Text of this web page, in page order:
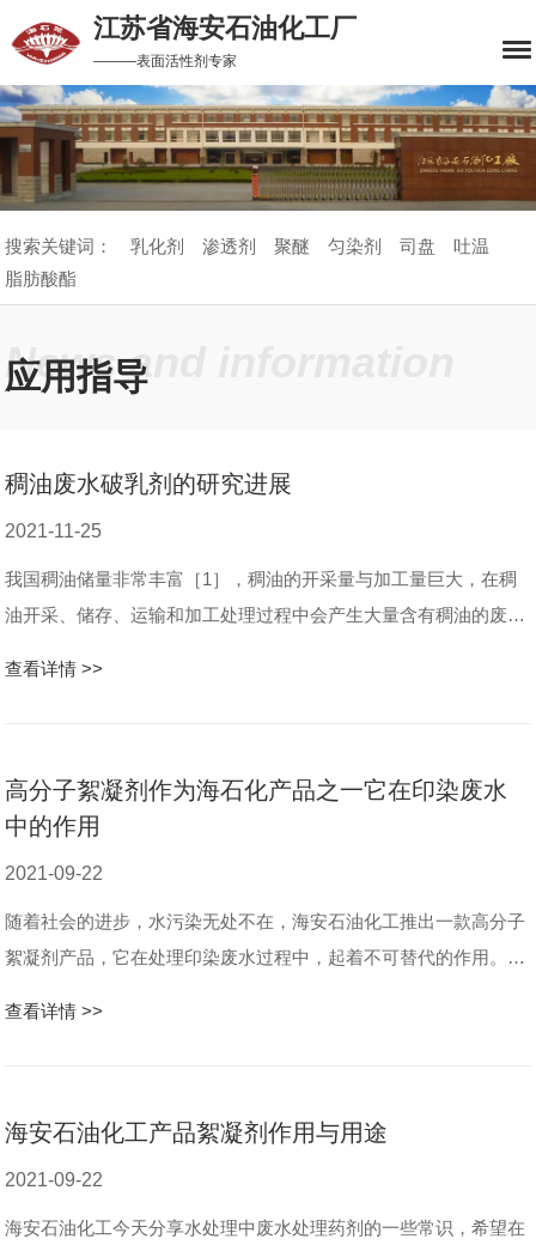
江苏省海安石油化工厂
———表面活性剂专家
搜索关键词： 乳化剂 渗透剂 聚醚 匀染剂 司盘
吐温
脂肪酸酯
News and information
应用指导
稠油废水破乳剂的研究进展
2021-11-25
我国稠油储量非常丰富［1］，稠油的开采量与加工量巨大，在稠
油开采、储存、运输和加工处理过程中会产生大量含有稠油的废水
查看详情 >>
高分子絮凝剂作为海石化产品之一它在印染废水
中的作用
2021-09-22
随着社会的进步，水污染无处不在，海安石油化工推出一款高分子
絮凝剂产品，它在处理印染废水过程中，起着不可替代的作用。无
查看详情 >>
海安石油化工产品絮凝剂作用与用途
2021-09-22
海安石油化工今天分享水处理中废水处理药剂的一些常识，希望在